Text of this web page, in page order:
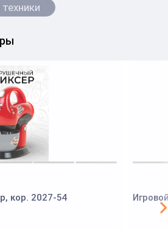
кор. 2027-54